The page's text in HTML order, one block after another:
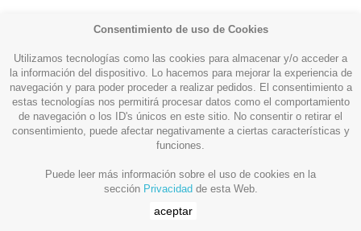
Productos 
Consentimiento de uso de Cookies
Utilizamos tecnologías como las cookies para almacenar y/o acceder a
la información del dispositivo. Lo hacemos para mejorar la experiencia de
navegación y para poder proceder a realizar pedidos. El consentimiento a
estas tecnologías nos permitirá procesar datos como el comportamiento
de navegación o los ID's únicos en este sitio. No consentir o retirar el
consentimiento, puede afectar negativamente a ciertas características y
funciones.
Puede leer más información sobre el uso de cookies en la
sección Privacidad de esta Web.
aceptar